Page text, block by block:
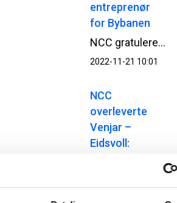
entreprenør
for Bybanen
NCC gratulerer Bergen med dagens åpning av Bybanens linje 2 fra Bergen sentrum til Fyllingsdalen. Dermed har NCC levert sitt ellevte Bybane-prosjekt, og har samlet gjennomført arbeider for Bybanen Utbygging for i overkant av tre MRD NOK.
2022-11-21 10:01
NCC
overleverte
Venjar –
Eidsvoll:
foran skjema